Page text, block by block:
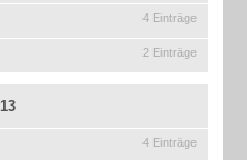
4 Einträge
2 Einträge
4 Einträge